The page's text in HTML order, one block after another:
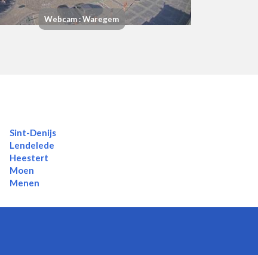
Webcam : Waregem
Sint-Denijs
Lendelede
Heestert
Moen
Menen